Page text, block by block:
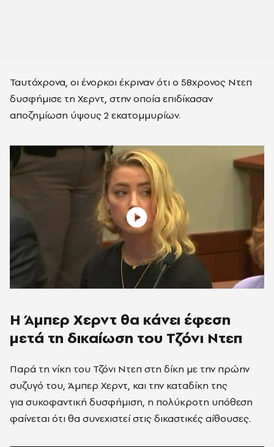
Ταυτόχρονα, οι ένορκοι έκριναν ότι ο 58χρονος Ντεπ
δυσφήμισε τη Χερντ, στην οποία επιδίκασαν
αποζημίωση ύψους 2 εκατομμυρίων.
Η Άμπερ Χερντ θα κάνει έφεση
μετά τη δικαίωση του Τζόνι Ντεπ
Παρά τη νίκη του Τζόνι Ντεπ στη δίκη με την πρώην
συζυγό του, Άμπερ Χερντ, και την καταδίκη της
για συκοφαντική δυσφήμιση, η πολύκροτη υπόθεση
φαίνεται ότι θα συνεχιστεί στις δικαστικές αίθουσες.